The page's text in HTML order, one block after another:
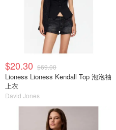
$20.30 $69.00
Lioness Lioness Kendall Top 泡泡袖
上衣
David Jones